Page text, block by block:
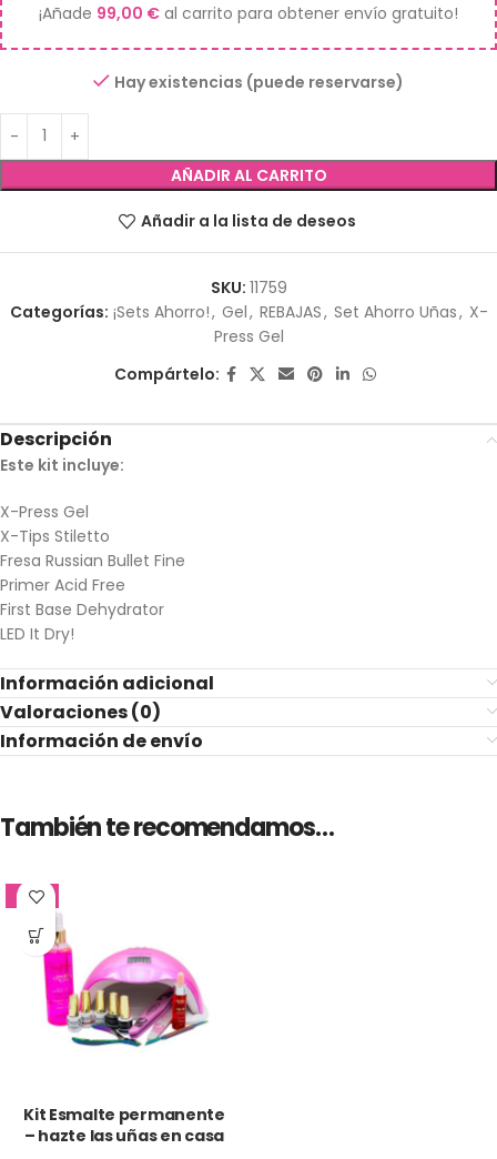
¡Añade 99,00 € al carrito para obtener envío gratuito!
Hay existencias (puede reservarse)
AÑADIR AL CARRITO
Añadir a la lista de deseos
SKU: 11759
Categorías: ¡Sets Ahorro!, Gel, REBAJAS, Set Ahorro Uñas, X-
Press Gel
Compártelo:
Descripción
Este kit incluye:
X-Press Gel
X-Tips Stiletto
Fresa Russian Bullet Fine
Primer Acid Free
First Base Dehydrator
LED It Dry!
Información adicional
Valoraciones (0)
Información de envío
También te recomendamos…
-30%
Kit Esmalte permanente
– hazte las uñas en casa